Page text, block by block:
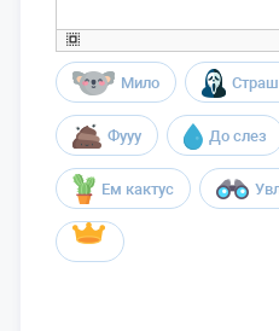
Мило
Фууу До слез
Ем кактус